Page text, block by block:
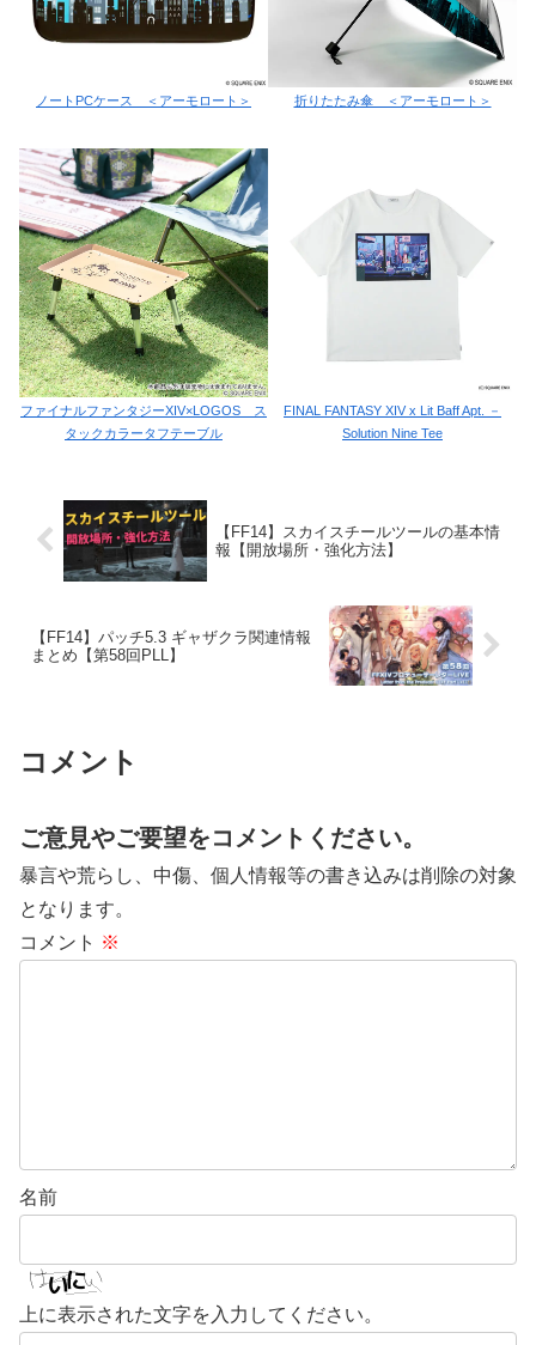
ノートPCケース ＜アーモロート＞ 折りたたみ傘 ＜アーモロート＞
ファイナルファンタジーXIV×LOGOS ス
タックカラータフテーブル
FINAL FANTASY XIV x Lit Baff Apt. －
Solution Nine Tee
【FF14】スカイスチールツールの基本情
報【開放場所・強化方法】
【FF14】パッチ5.3 ギャザクラ関連情報
まとめ【第58回PLL】
コメント
ご意見やご要望をコメントください。
暴言や荒らし、中傷、個人情報等の書き込みは削除の対象
となります。
コメント ※
名前
上に表示された文字を入力してください。